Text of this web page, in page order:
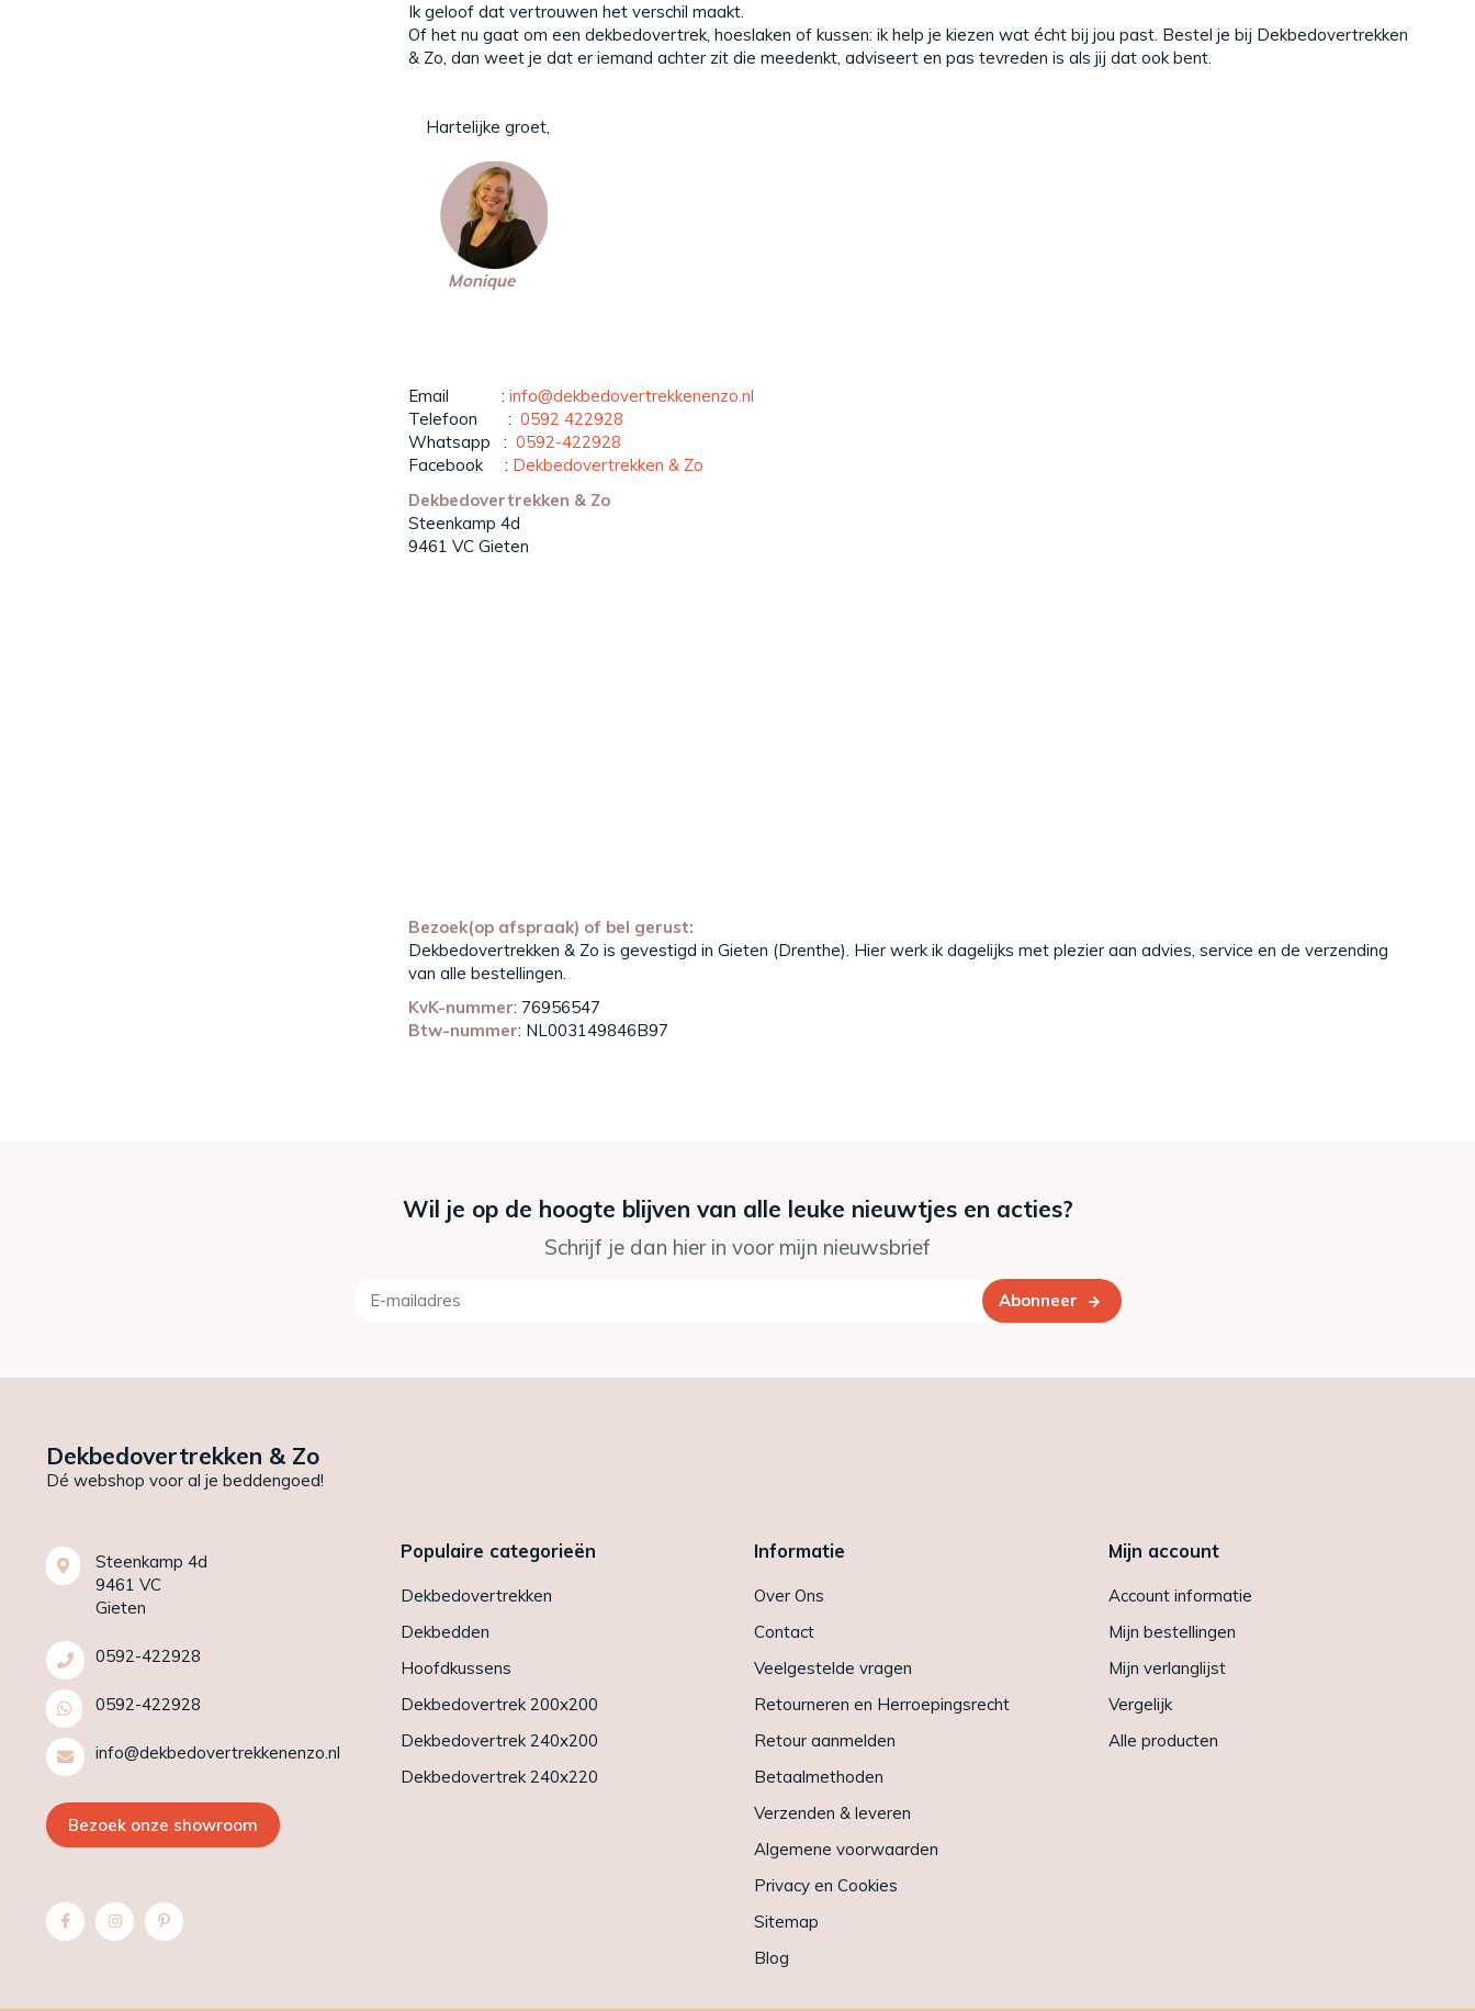
Ik geloof dat vertrouwen het verschil maakt.
Of het nu gaat om een dekbedovertrek, hoeslaken of kussen: ik help je kiezen wat écht bij jou past. Bestel je bij Dekbedovertrekken
& Zo, dan weet je dat er iemand achter zit die meedenkt, adviseert en pas tevreden is als jij dat ook bent.
Hartelijke groet,
Monique
Email : info@dekbedovertrekkenenzo.nl
Telefoon : 0592 422928
Whatsapp : 0592-422928
Facebook : Dekbedovertrekken & Zo
Dekbedovertrekken & Zo
Steenkamp 4d
9461 VC Gieten
Bezoek(op afspraak) of bel gerust:
Dekbedovertrekken & Zo is gevestigd in Gieten (Drenthe). Hier werk ik dagelijks met plezier aan advies, service en de verzending
van alle bestellingen.
KvK-nummer: 76956547
Btw-nummer: NL003149846B97
Wil je op de hoogte blijven van alle leuke nieuwtjes en acties?
Schrijf je dan hier in voor mijn nieuwsbrief
Abonneer
Dekbedovertrekken & Zo
Dé webshop voor al je beddengoed!
Steenkamp 4d
9461 VC
Gieten
0592-422928
0592-422928
info@dekbedovertrekkenenzo.nl
Bezoek onze showroom
Populaire categorieën
Dekbedovertrekken
Dekbedden
Hoofdkussens
Dekbedovertrek 200x200
Dekbedovertrek 240x200
Dekbedovertrek 240x220
Informatie
Over Ons
Contact
Veelgestelde vragen
Retourneren en Herroepingsrecht
Retour aanmelden
Betaalmethoden
Verzenden & leveren
Algemene voorwaarden
Privacy en Cookies
Sitemap
Blog
Mijn account
Account informatie
Mijn bestellingen
Mijn verlanglijst
Vergelijk
Alle producten